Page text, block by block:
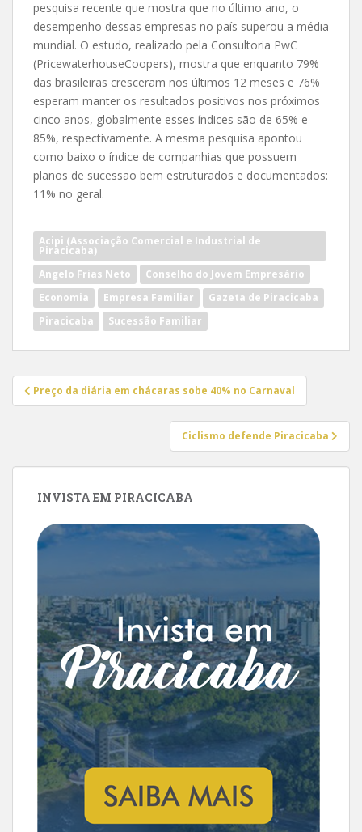
pesquisa recente que mostra que no último ano, o
desempenho dessas empresas no país superou a média
mundial. O estudo, realizado pela Consultoria PwC
(PricewaterhouseCoopers), mostra que enquanto 79%
das brasileiras cresceram nos últimos 12 meses e 76%
esperam manter os resultados positivos nos próximos
cinco anos, globalmente esses índices são de 65% e
85%, respectivamente. A mesma pesquisa apontou
como baixo o índice de companhias que possuem
planos de sucessão bem estruturados e documentados:
11% no geral.
Acipi (Associação Comercial e Industrial de
Piracicaba)
Angelo Frias Neto
Conselho do Jovem Empresário
Economia
Empresa Familiar
Gazeta de Piracicaba
Piracicaba
Sucessão Familiar
Navegação
de
Preço da diária em chácaras sobe 40% no Carnaval
Ciclismo defende Piracicaba
INVISTA EM PIRACICABA